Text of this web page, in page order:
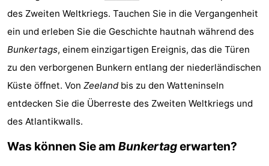
Noordzee
Vlissingen
-
Résidence
Strandcamping
-
des Zweiten Weltkriegs. Tauchen Sie in die Vergangenheit
ein und erleben Sie die Geschichte hautnah während des
Bunkertags, einem einzigartigen Ereignis, das die Türen
zu den verborgenen Bunkern entlang der niederländischen
Küste öffnet. Von Zeelandbis zu den Watteninseln
entdecken Sie die Überreste des Zweiten Weltkriegs und
des Atlantikwalls.
Was können Sie am Bunkertagerwarten?